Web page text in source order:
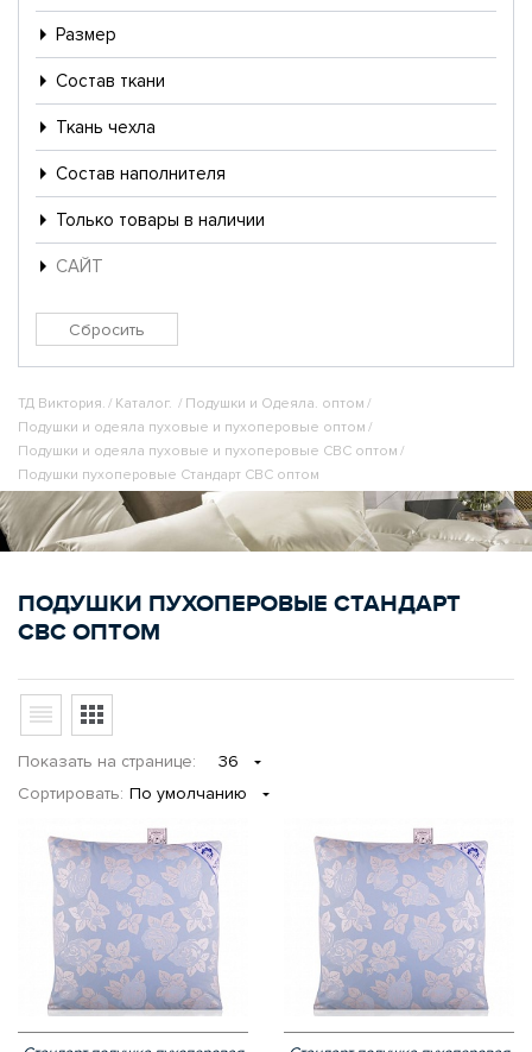
Размер
Состав ткани
Ткань чехла
Состав наполнителя
Только товары в наличии
САЙТ
ТД Виктория. / Каталог. / Подушки и Одеяла. оптом /
Подушки и одеяла пуховые и пухоперовые оптом /
Подушки и одеяла пуховые и пухоперовые СВС оптом /
Подушки пухоперовые Стандарт СВС оптом
ПОДУШКИ ПУХОПЕРОВЫЕ СТАНДАРТ
СВС ОПТОМ
Показать на странице:
36
Сортировать: По умолчанию